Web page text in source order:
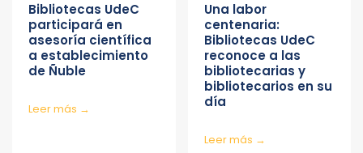
Bibliotecas UdeC
participará en
asesoría científica
a establecimiento
de Ñuble
Leer más →
Una labor
centenaria:
Bibliotecas UdeC
reconoce a las
bibliotecarias y
bibliotecarios en su
día
Leer más →